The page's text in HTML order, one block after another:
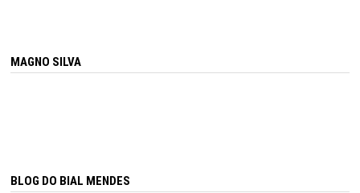
MAGNO SILVA
BLOG DO BIAL MENDES